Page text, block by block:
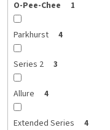
O-Pee-Chee 1
Parkhurst 4
Series 2 3
Allure 4
Extended Series 4